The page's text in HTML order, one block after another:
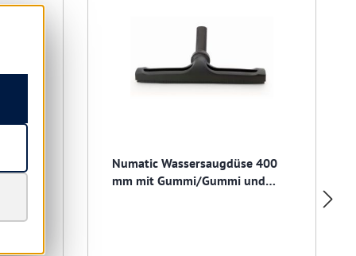
Numatic Wassersaugdüse 400
mm mit Gummi/Gummi und